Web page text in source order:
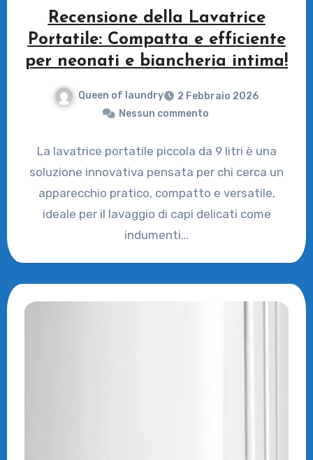
Recensione della Lavatrice
Portatile: Compatta e efficiente
per neonati e biancheria intima!
Queen of laundry
2 Febbraio 2026
Nessun commento
La lavatrice portatile piccola da 9 litri è una
soluzione innovativa pensata per chi cerca un
apparecchio pratico, compatto e versatile,
ideale per il lavaggio di capi delicati come
indumenti…